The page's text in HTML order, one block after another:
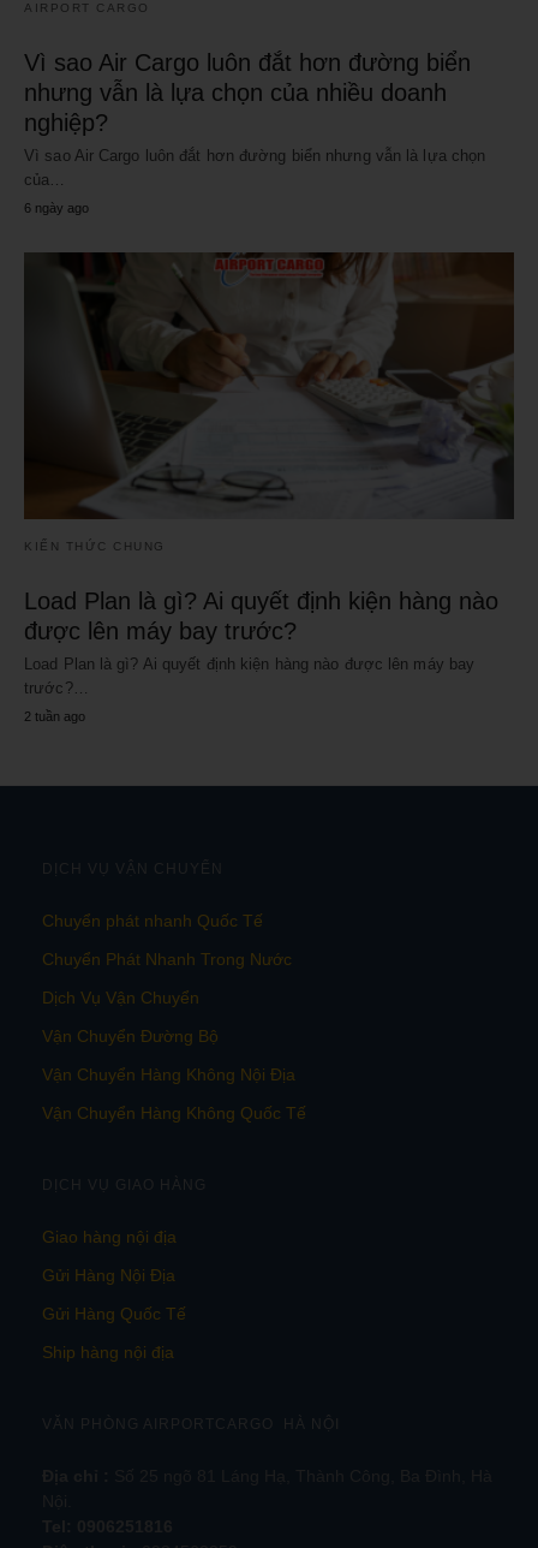
AIRPORT CARGO
Vì sao Air Cargo luôn đắt hơn đường biển
nhưng vẫn là lựa chọn của nhiều doanh
nghiệp?
Vì sao Air Cargo luôn đắt hơn đường biển nhưng vẫn là lựa chọn
của…
6 ngày ago
KIẾN THỨC CHUNG
Load Plan là gì? Ai quyết định kiện hàng nào
được lên máy bay trước?
Load Plan là gì? Ai quyết định kiện hàng nào được lên máy bay
trước?…
2 tuần ago
DỊCH VỤ VẬN CHUYỂN
Chuyển phát nhanh Quốc Tế
Chuyển Phát Nhanh Trong Nước
Dịch Vụ Vận Chuyển
Vận Chuyển Đường Bộ
Vận Chuyển Hàng Không Nội Địa
Vận Chuyển Hàng Không Quốc Tế
DỊCH VỤ GIAO HÀNG
Giao hàng nội địa
Gửi Hàng Nội Địa
Gửi Hàng Quốc Tế
Ship hàng nội địa
VĂN PHÒNG AIRPORTCARGO HÀ NỘI